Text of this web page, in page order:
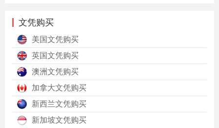
文凭购买
美国文凭购买
英国文凭购买
澳洲文凭购买
加拿大文凭购买
新西兰文凭购买
新加坡文凭购买